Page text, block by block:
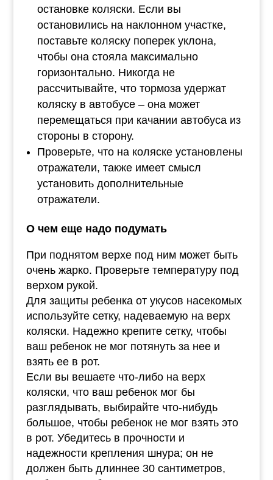
остановке коляски. Если вы
остановились на наклонном участке,
поставьте коляску поперек уклона,
чтобы она стояла максимально
горизонтально. Никогда не
рассчитывайте, что тормоза удержат
коляску в автобусе – она может
перемещаться при качании автобуса из
стороны в сторону.
Проверьте, что на коляске установлены
отражатели, также имеет смысл
установить дополнительные
отражатели.
О чем еще надо подумать
При поднятом верхе под ним может быть
очень жарко. Проверьте температуру под
верхом рукой.
Для защиты ребенка от укусов насекомых
используйте сетку, надеваемую на верх
коляски. Надежно крепите сетку, чтобы
ваш ребенок не мог потянуть за нее и
взять ее в рот.
Если вы вешаете что-либо на верх
коляски, что ваш ребенок мог бы
разглядывать, выбирайте что-нибудь
большое, чтобы ребенок не мог взять это
в рот. Убедитесь в прочности и
надежности крепления шнура; он не
должен быть длиннее 30 сантиметров,